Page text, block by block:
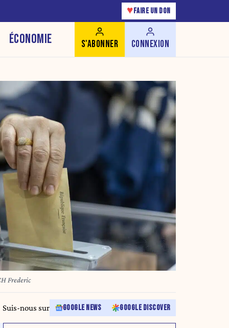
♥ FAIRE UN DON
ÉCONOMIE S'ABONNER CONNEXION
Frederic
Suis-nous sur GOOGLE NEWS GOOGLE DISCOVER